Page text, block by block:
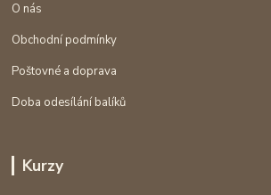
O nás
Obchodní podmínky
Poštovné a doprava
Doba odesílání balíků
Kurzy